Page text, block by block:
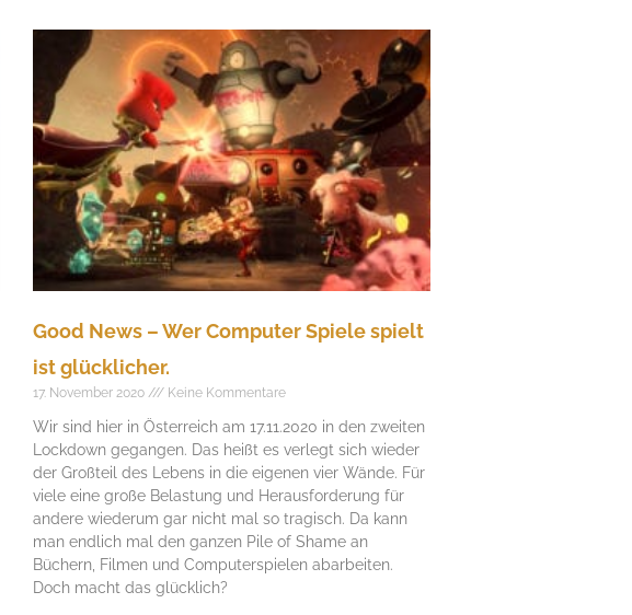
Good News – Wer Computer Spiele spielt
ist glücklicher.
17. November 2020 Keine Kommentare
Wir sind hier in Österreich am 17.11.2020 in den zweiten
Lockdown gegangen. Das heißt es verlegt sich wieder
der Großteil des Lebens in die eigenen vier Wände. Für
viele eine große Belastung und Herausforderung für
andere wiederum gar nicht mal so tragisch. Da kann
man endlich mal den ganzen Pile of Shame an
Büchern, Filmen und Computerspielen abarbeiten.
Doch macht das glücklich?